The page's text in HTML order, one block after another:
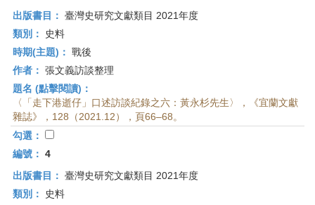
出版書目： 臺灣史研究文獻類目 2021年度
類別：
史料
時期(主題)： 戰後
作者： 張文義訪談整理
題名 (點擊閱讀)：
〈「走下港逝仔」口述訪談紀錄之六：黃永杉先生〉，《宜蘭文獻
雜誌》，128（2021.12），頁66–68。
勾選：
編號： 4
出版書目： 臺灣史研究文獻類目 2021年度
類別：
史料